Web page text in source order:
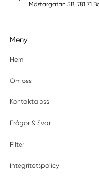
Mästargatan 5B, 781 71
Meny
Hem
Om oss
Kontakta oss
Frågor & Svar
Filter
Integritetspolicy